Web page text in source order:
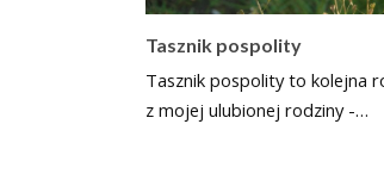
Tasznik pospolity
Tasznik pospolity to kolejna
z mojej ulubionej rodziny -…